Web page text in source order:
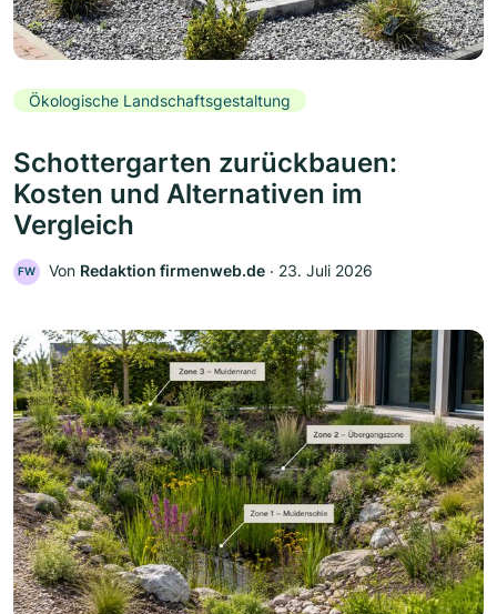
Ökologische Landschaftsgestaltung
Schottergarten zurückbauen:
Kosten und Alternativen im
Vergleich
FW Von Redaktion firmenweb.de ‧ 23. Juli 2026